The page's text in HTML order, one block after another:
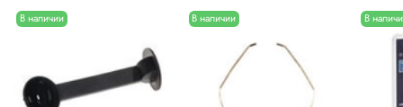
В наличии В наличии В